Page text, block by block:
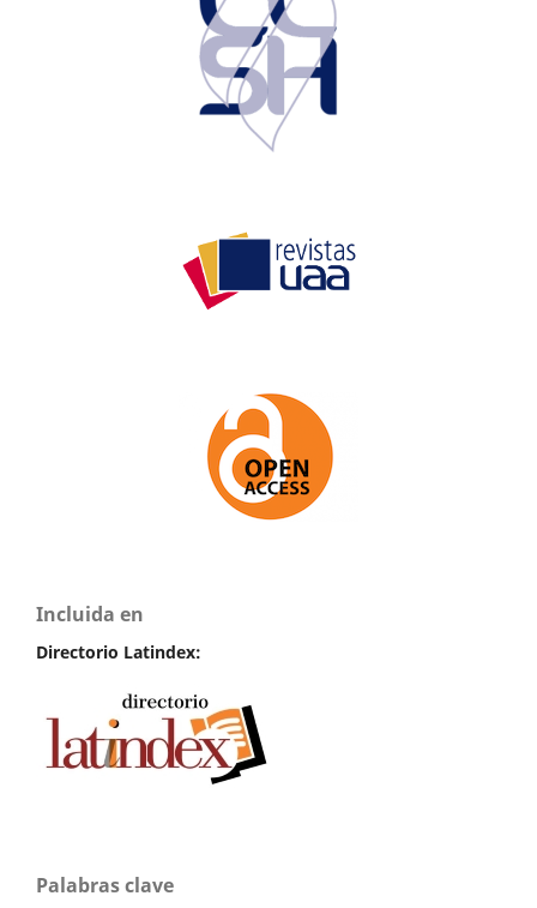
Incluida en
Directorio Latindex:
Palabras clave